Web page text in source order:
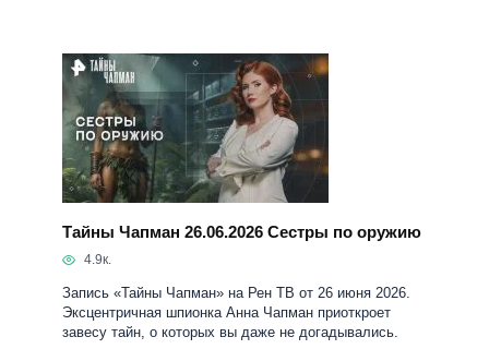
Тайны Чапман 26.06.2026 Сестры по оружию
4.9к.
Запись «Тайны Чапман» на Рен ТВ от 26 июня 2026.
Эксцентричная шпионка Анна Чапман приоткроет
завесу тайн, о которых вы даже не догадывались.